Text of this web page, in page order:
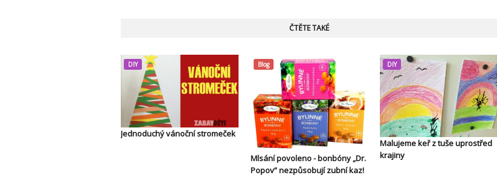
ČTĚTE TAKÉ
DIY
Jednoduchý vánoční stromeček
Blog
Mlsání povoleno - bonbóny „Dr.
Popov” nezpůsobují zubní kaz!
DIY
Malujeme keř z tuše uprostřed
krajiny